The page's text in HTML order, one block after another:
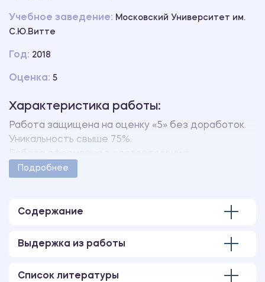
Учебное заведение: Московский Университет им.
С.Ю.Витте
Год: 2018
Оценка: 5
Характеристика работы:
Работа защищена на оценку «5» без доработок.
Уникальность свыше 75%.
методическими указаниями учебного заведения.
Подробнее
Содержание
Выдержка из работы
Список литературы